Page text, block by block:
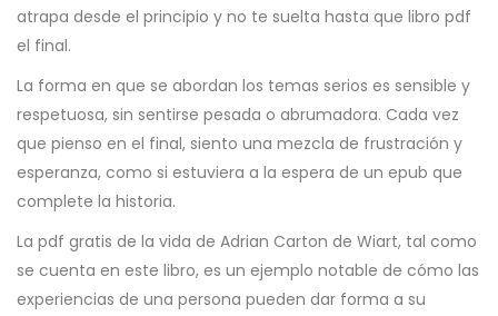
atrapa desde el principio y no te suelta hasta que libro pdf
el final.
La forma en que se abordan los temas serios es sensible y
respetuosa, sin sentirse pesada o abrumadora. Cada vez
que pienso en el final, siento una mezcla de frustración y
esperanza, como si estuviera a la espera de un epub que
complete la historia.
La pdf gratis de la vida de Adrian Carton de Wiart, tal como
se cuenta en este libro, es un ejemplo notable de cómo las
experiencias de una persona pueden dar forma a su